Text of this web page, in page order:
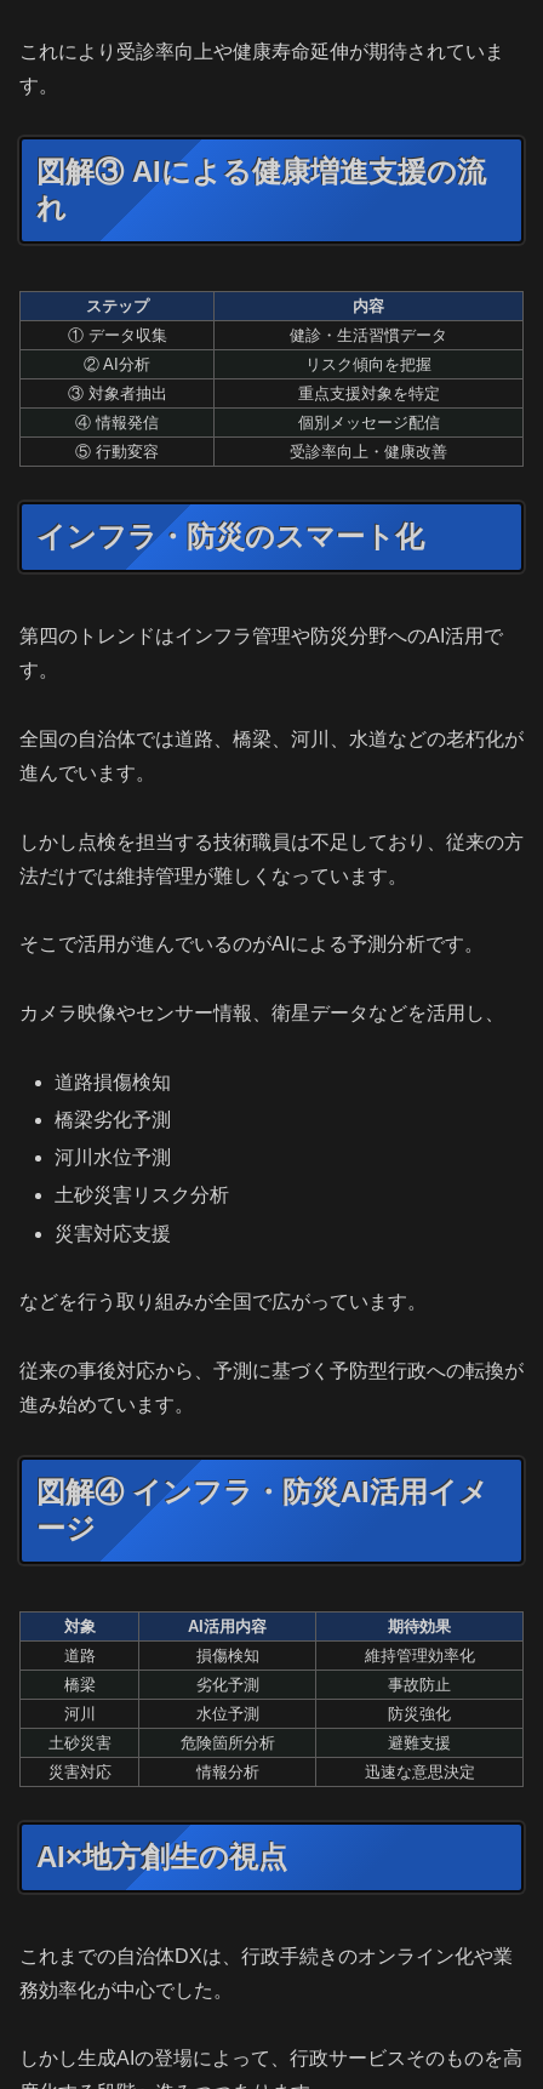
これにより受診率向上や健康寿命延伸が期待されていま
す。
図解③ AIによる健康増進支援の流
れ
ステップ
内容
① データ収集
健診・生活習慣データ
② AI分析
リスク傾向を把握
③ 対象者抽出
重点支援対象を特定
④ 情報発信
個別メッセージ配信
⑤ 行動変容
受診率向上・健康改善
インフラ・防災のスマート化
第四のトレンドはインフラ管理や防災分野へのAI活用で
す。
全国の自治体では道路、橋梁、河川、水道などの老朽化が
進んでいます。
しかし点検を担当する技術職員は不足しており、従来の方
法だけでは維持管理が難しくなっています。
そこで活用が進んでいるのがAIによる予測分析です。
カメラ映像やセンサー情報、衛星データなどを活用し、
道路損傷検知
橋梁劣化予測
河川水位予測
土砂災害リスク分析
災害対応支援
などを行う取り組みが全国で広がっています。
従来の事後対応から、予測に基づく予防型行政への転換が
進み始めています。
図解④ インフラ・防災AI活用イメ
ージ
対象 AI活用内容
期待効果
道路
損傷検知
維持管理効率化
橋梁
劣化予測
事故防止
河川
水位予測
防災強化
土砂災害
危険箇所分析
避難支援
災害対応
情報分析 迅速な意思決定
AI×地方創生の視点
これまでの自治体DXは、行政手続きのオンライン化や業
務効率化が中心でした。
しかし生成AIの登場によって、行政サービスそのものを高